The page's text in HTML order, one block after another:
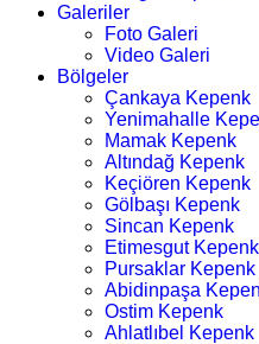
Galeriler
Foto Galeri
Video Galeri
Bölgeler
Çankaya Kepenk
Yenimahalle
Mamak Kepenk
Altındağ Kepenk
Keçiören Kepenk
Gölbaşı Kepenk
Sincan Kepenk
Etimesgut Kepenk
Pursaklar Kepenk
Abidinpaşa
Ostim Kepenk
Ahlatlıbel Kepenk